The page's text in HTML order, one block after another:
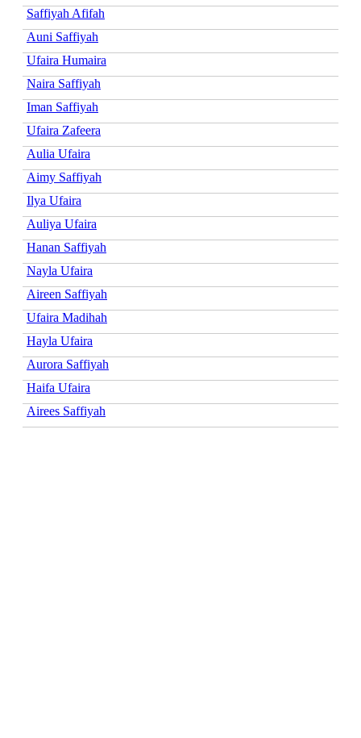
Saffiyah Afifah
Auni Saffiyah
Ufaira Humaira
Naira Saffiyah
Iman Saffiyah
Ufaira Zafeera
Aulia Ufaira
Aimy Saffiyah
Ilya Ufaira
Auliya Ufaira
Hanan Saffiyah
Nayla Ufaira
Aireen Saffiyah
Ufaira Madihah
Hayla Ufaira
Aurora Saffiyah
Haifa Ufaira
Airees Saffiyah